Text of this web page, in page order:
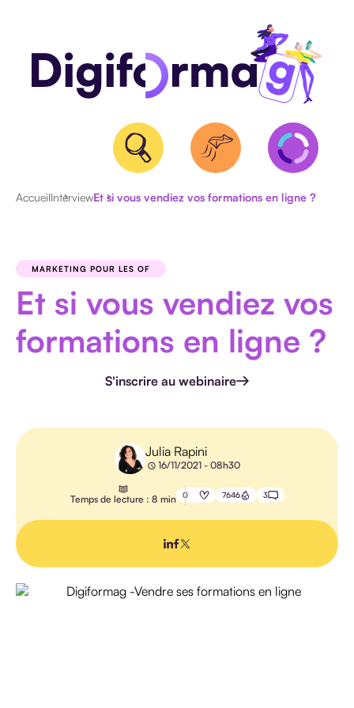
BPF
ET
RS/RNCP
LEARNING
PÉDAGOGIE
AccueilInterviewEt si vous vendiez vos formations en ligne ?
MARKETING POUR LES OF
Et si vous vendiez vos
formations en ligne ?
S'inscrire au webinaire
Julia Rapini
16/11/2021 - 08h30
Temps de lecture : 8 min 0 7646 3